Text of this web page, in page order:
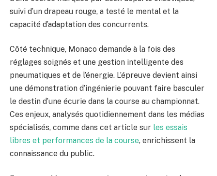
suivi d’un drapeau rouge, a testé le mental et la
capacité d’adaptation des concurrents.
Côté technique, Monaco demande à la fois des
réglages soignés et une gestion intelligente des
pneumatiques et de l’énergie. L’épreuve devient ainsi
une démonstration d’ingénierie pouvant faire basculer
le destin d’une écurie dans la course au championnat.
Ces enjeux, analysés quotidiennement dans les médias
spécialisés, comme dans cet article sur les essais
libres et performances de la course, enrichissent la
connaissance du public.